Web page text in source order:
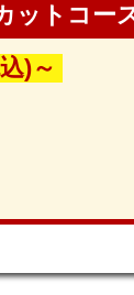
ットコー
)～